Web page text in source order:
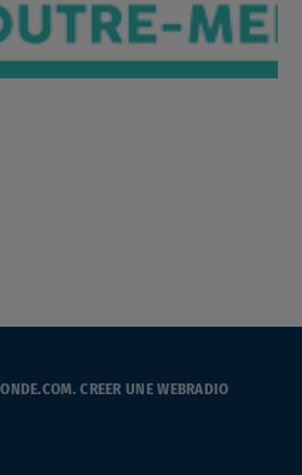
CREER UNE WEBRADIO